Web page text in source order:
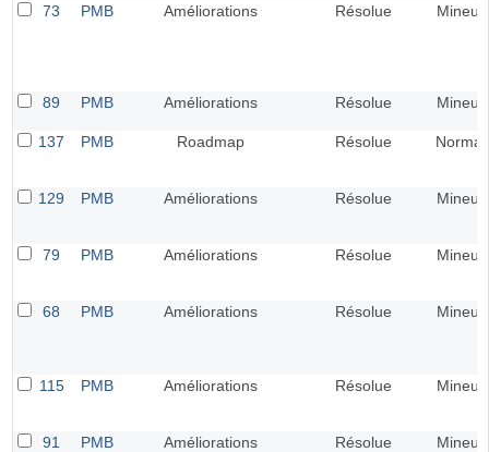
73 PMB Améliorations Résolue Mineur
89 PMB Améliorations Résolue Mineur
137 PMB Roadmap Résolue Normal
129 PMB Améliorations Résolue Mineur
79 PMB Améliorations Résolue Mineur
68 PMB Améliorations Résolue Mineur
115 PMB Améliorations Résolue Mineur
91 PMB Améliorations Résolue Mineur